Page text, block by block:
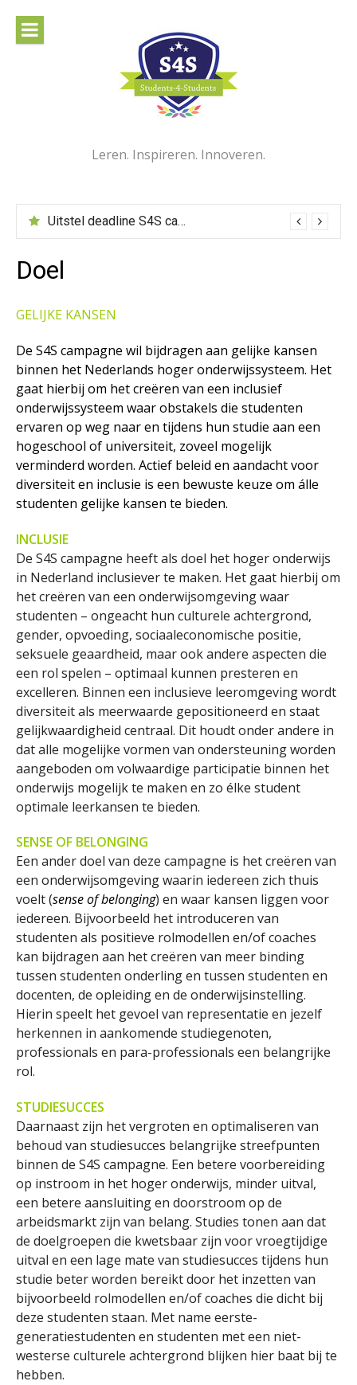
inhoud
Leren. Inspireren. Innoveren.
Uitstel deadline S4S campagne
Doel
GELIJKE KANSEN
De S4S campagne wil bijdragen aan gelijke kansen
binnen het Nederlands hoger onderwijssysteem. Het
gaat hierbij om het creëren van een inclusief
onderwijssysteem waar obstakels die studenten
ervaren op weg naar en tijdens hun studie aan een
hogeschool of universiteit, zoveel mogelijk
verminderd worden. Actief beleid en aandacht voor
diversiteit en inclusie is een bewuste keuze om álle
studenten gelijke kansen te bieden.
INCLUSIE
De S4S campagne heeft als doel het hoger onderwijs
in Nederland inclusiever te maken. Het gaat hierbij om
het creëren van een onderwijsomgeving waar
studenten – ongeacht hun culturele achtergrond,
gender, opvoeding, sociaaleconomische positie,
seksuele geaardheid, maar ook andere aspecten die
een rol spelen – optimaal kunnen presteren en
excelleren. Binnen een inclusieve leeromgeving wordt
diversiteit als meerwaarde gepositioneerd en staat
gelijkwaardigheid centraal. Dit houdt onder andere in
dat alle mogelijke vormen van ondersteuning worden
aangeboden om volwaardige participatie binnen het
onderwijs mogelijk te maken en zo élke student
optimale leerkansen te bieden.
SENSE OF BELONGING
Een ander doel van deze campagne is het creëren van
een onderwijsomgeving waarin iedereen zich thuis
voelt (sense of belonging) en waar kansen liggen voor
iedereen. Bijvoorbeeld het introduceren van
studenten als positieve rolmodellen en/of coaches
kan bijdragen aan het creëren van meer binding
tussen studenten onderling en tussen studenten en
docenten, de opleiding en de onderwijsinstelling.
Hierin speelt het gevoel van representatie en jezelf
herkennen in aankomende studiegenoten,
professionals en para-professionals een belangrijke
rol.
STUDIESUCCES
Daarnaast zijn het vergroten en optimaliseren van
behoud van studiesucces belangrijke streefpunten
binnen de S4S campagne. Een betere voorbereiding
op instroom in het hoger onderwijs, minder uitval,
een betere aansluiting en doorstroom op de
arbeidsmarkt zijn van belang. Studies tonen aan dat
de doelgroepen die kwetsbaar zijn voor vroegtijdige
uitval en een lage mate van studiesucces tijdens hun
studie beter worden bereikt door het inzetten van
bijvoorbeeld rolmodellen en/of coaches die dicht bij
deze studenten staan. Met name eerste-
generatiestudenten en studenten met een niet-
westerse culturele achtergrond blijken hier baat bij te
hebben.